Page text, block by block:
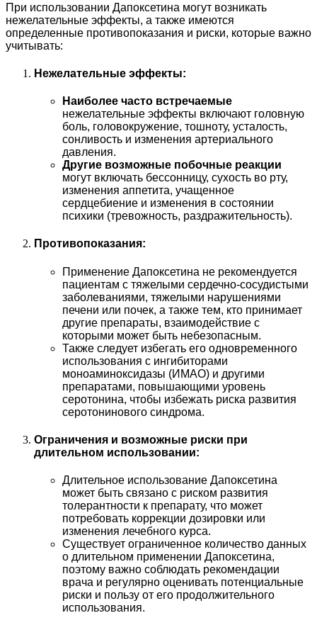
При использовании Дапоксетина могут возникать
нежелательные эффекты, а также имеются
определенные противопоказания и риски, которые важно
учитывать:
Нежелательные эффекты:
Наиболее часто встречаемые
нежелательные эффекты включают головную
боль, головокружение, тошноту, усталость,
сонливость и изменения артериального
давления.
Другие возможные побочные реакции
могут включать бессонницу, сухость во рту,
изменения аппетита, учащенное
сердцебиение и изменения в состоянии
психики (тревожность, раздражительность).
Противопоказания:
Применение Дапоксетина не рекомендуется
пациентам с тяжелыми сердечно-сосудистыми
заболеваниями, тяжелыми нарушениями
печени или почек, а также тем, кто принимает
другие препараты, взаимодействие с
которыми может быть небезопасным.
Также следует избегать его одновременного
использования с ингибиторами
моноаминоксидазы (ИМАО) и другими
препаратами, повышающими уровень
серотонина, чтобы избежать риска развития
серотонинового синдрома.
Ограничения и возможные риски при
длительном использовании:
Длительное использование Дапоксетина
может быть связано с риском развития
толерантности к препарату, что может
потребовать коррекции дозировки или
изменения лечебного курса.
Существует ограниченное количество данных
о длительном применении Дапоксетина,
поэтому важно соблюдать рекомендации
врача и регулярно оценивать потенциальные
риски и пользу от его продолжительного
использования.